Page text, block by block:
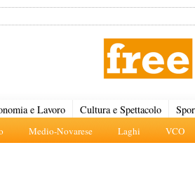
Medio-Novarese Laghi VCO
e Lavoro Cultura e Spettacolo